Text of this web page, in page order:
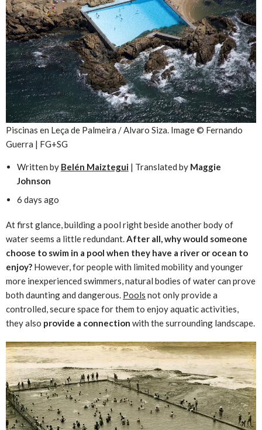
Piscinas en Leça de Palmeira / Alvaro Siza. Image © Fernando
Guerra | FG+SG
Written by Belén Maiztegui| Translated by Maggie
Johnson
6 days ago
At first glance, building a pool right beside another body of
water seems a little redundant.After all, why would someone
choose to swim in a pool when they have a river or ocean to
enjoy? However, for people with limited mobility and younger
more inexperienced swimmers, natural bodies of water can prove
both daunting and dangerous. Pools not only provide a
controlled, secure space for them to enjoy aquatic activities,
they also provide a connection with the surrounding landscape.